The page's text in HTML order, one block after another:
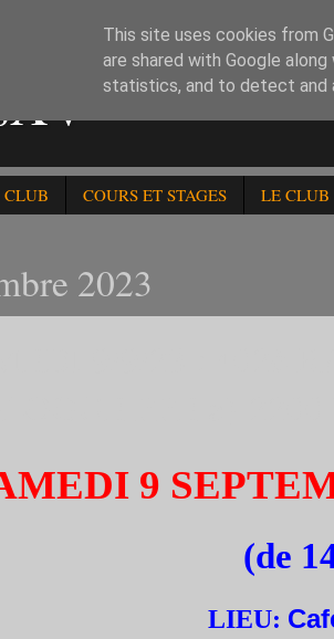
COURS ET STAGES LE CLUB
2023
9
(de
This site uses cookies from
are shared with Google
statistics, and to detect and